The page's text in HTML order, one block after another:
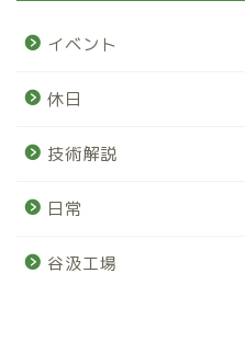
イベント
休日
技術解説
日常
谷汲工場